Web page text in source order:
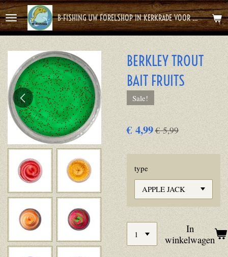
Ga
direct
de
hoofdinhoud
B-FISHING UW FORELSHOP IN KERKRADE VOOR HET BESTE FOREL AVONTUUR
BERKLEY TROUT
BAIT FRUITS
Sale!
€ 4,99€ 5,99
type
In
winkelwagen